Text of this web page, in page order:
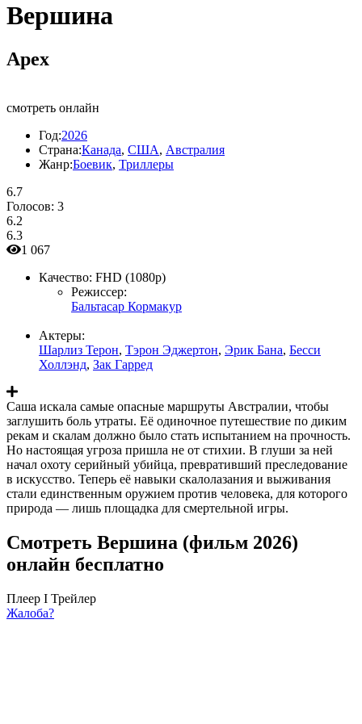
Вершина
Apex
смотреть онлайн
Год:2026
Страна:Канада, США, Австралия
Жанр:Боевик, Триллеры
6.7
Голосов: 3
6.2
6.3
1 067
Качество: FHD (1080p)
Режиссер:
Бальтасар Кормакур
Актеры:
Шарлиз Терон, Тэрон Эджертон, Эрик Бана, Бесси
Холлэнд, Зак Гарред
Саша искала самые опасные маршруты Австралии, чтобы
заглушить боль утраты. Её одиночное путешествие по диким
рекам и скалам должно было стать испытанием на прочность.
Но настоящая угроза пришла не от стихии. В глуши за ней
начал охоту серийный убийца, превративший преследование
в искусство. Теперь её навыки скалолазания и выживания
стали единственным оружием против человека, для которого
природа — лишь площадка для смертельной игры.
Смотреть Вершина (фильм 2026)
онлайн бесплатно
Плеер I Трейлер
Жалоба?